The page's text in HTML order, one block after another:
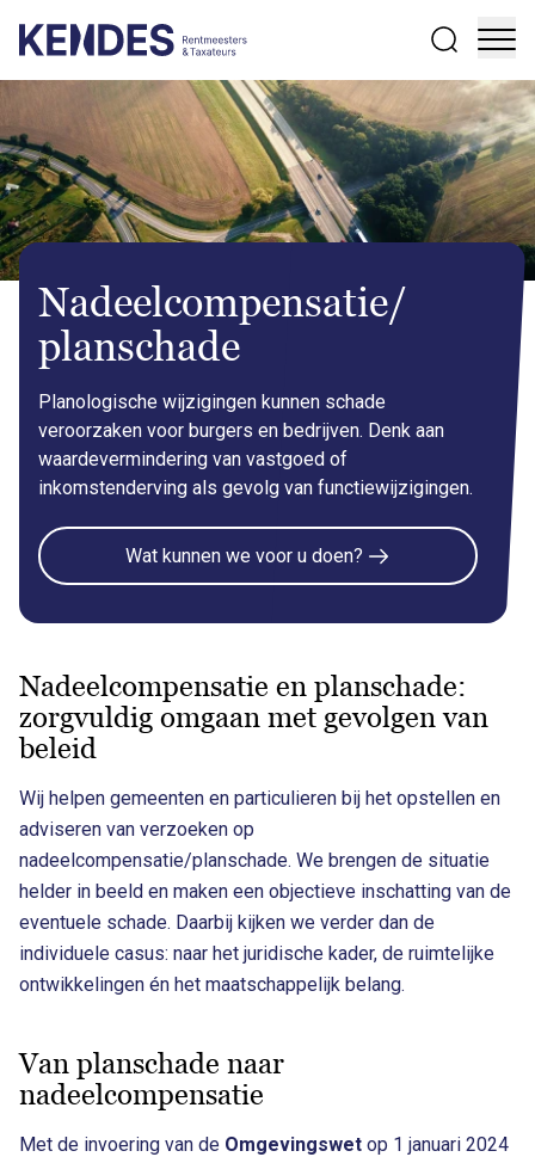
Nadeelcompensatie/
planschade
Planologische wijzigingen kunnen schade
veroorzaken voor burgers en bedrijven. Denk aan
waardevermindering van vastgoed of
inkomstenderving als gevolg van functiewijzigingen.
Wat kunnen we voor u doen?
Nadeelcompensatie en planschade:
zorgvuldig omgaan met gevolgen van
beleid
Wij helpen gemeenten en particulieren bij het opstellen en
adviseren van verzoeken op
nadeelcompensatie/planschade. We brengen de situatie
helder in beeld en maken een objectieve inschatting van de
eventuele schade. Daarbij kijken we verder dan de
individuele casus: naar het juridische kader, de ruimtelijke
ontwikkelingen én het maatschappelijk belang.
Van planschade naar
nadeelcompensatie
Met de invoering van de Omgevingswet op 1 januari 2024